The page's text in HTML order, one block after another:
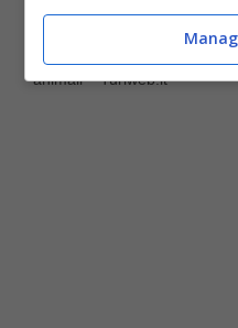
La nuova legge in Puglia
animali – Turiweb.it